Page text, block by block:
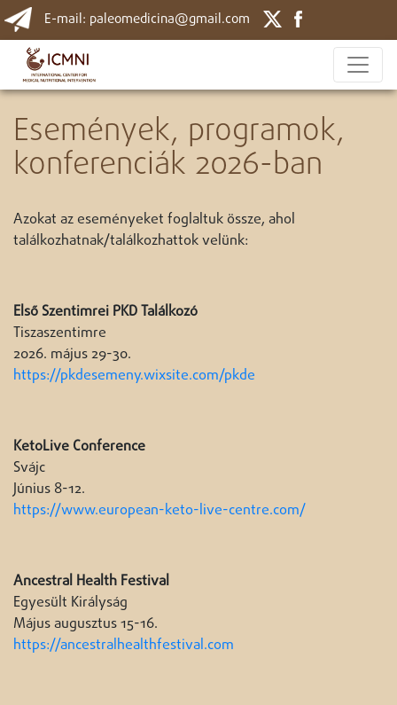
E-mail: paleomedicina@gmail.com
Események, programok,
konferenciák 2026-ban
Azokat az eseményeket foglaltuk össze, ahol
találkozhatnak/találkozhattok velünk:
Első Szentimrei PKD Találkozó
Tiszaszentimre
2026. május 29-30.
https://pkdesemeny.wixsite.com/pkde
KetoLive Conference
Svájc
Június 8-12.
https://www.european-keto-live-centre.com/
Ancestral Health Festival
Egyesült Királyság
Május augusztus 15-16.
https://ancestralhealthfestival.com